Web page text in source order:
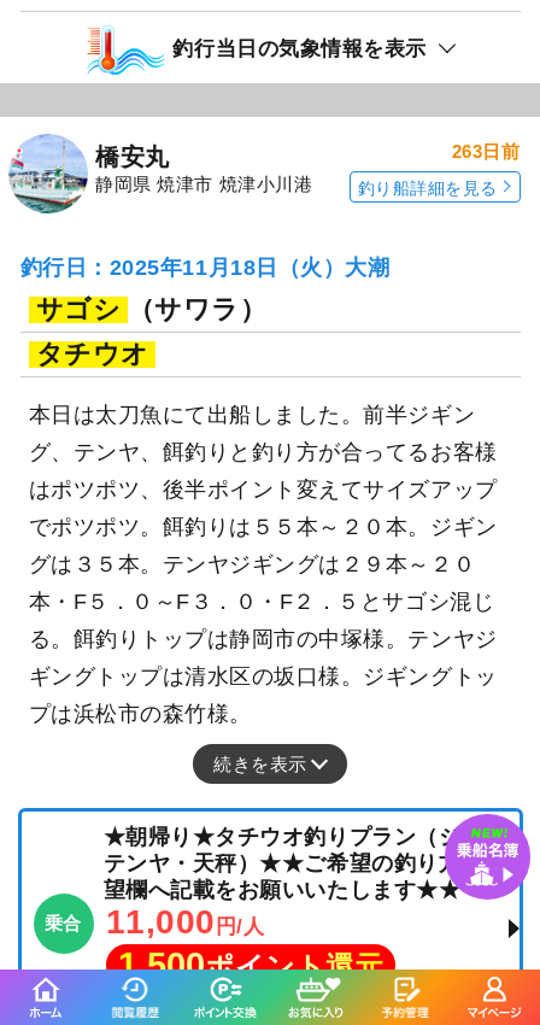
釣行当日の気象情報を表示
橋安丸
静岡県 焼津市 焼津小川港
263日前
釣り船詳細を見る
釣行日：2025年11月18日（火）大潮
サゴシ
（サワラ）
タチウオ
本日は太刀魚にて出船しました。前半ジギン
グ、テンヤ、餌釣りと釣り方が合ってるお客様
はポツポツ、後半ポイント変えてサイズアップ
でポツポツ。餌釣りは５５本～２０本。ジギン
グは３５本。テンヤジギングは２９本～２０
本・F５．０～F３．０・F２．５とサゴシ混じ
る。餌釣りトップは静岡市の中塚様。テンヤジ
ギングトップは清水区の坂口様。ジギングトッ
プは浜松市の森竹様。
続きを表示
乗合
★朝帰り★タチウオ釣りプラン（ジグ・
テンヤ・天秤）★★ご希望の釣り方を要
望欄へ記載をお願いいたします★★
11,000 円/人
1,500ポイント還元
タチウオ